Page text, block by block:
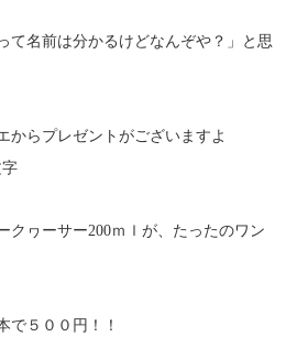
て名前は分かるけどなんぞや？」
と思
からプレゼントがございますよ
クヮーサー200ｍｌが、たったのワン
で５００円！！